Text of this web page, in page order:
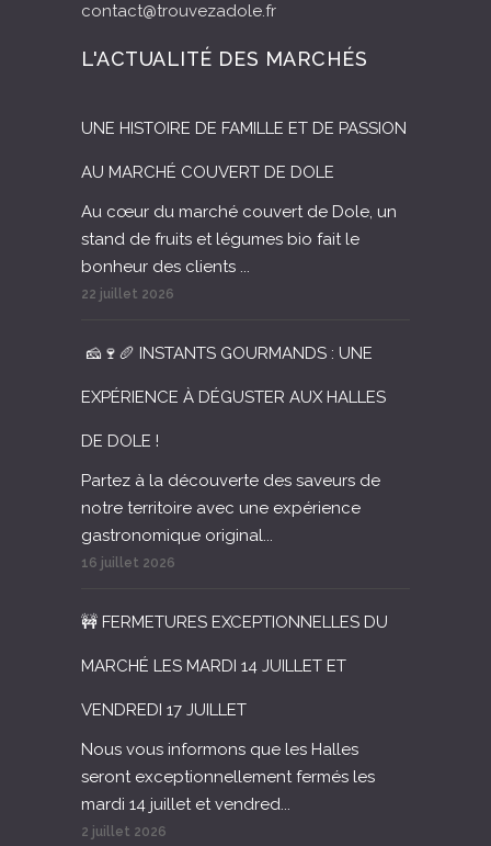
contact@trouvezadole.fr
L'ACTUALITÉ DES MARCHÉS
UNE HISTOIRE DE FAMILLE ET DE PASSION
AU MARCHÉ COUVERT DE DOLE
Au cœur du marché couvert de Dole, un
stand de fruits et légumes bio fait le
bonheur des clients ...
22 juillet 2026
🧀🍷🥖 INSTANTS GOURMANDS : UNE
EXPÉRIENCE À DÉGUSTER AUX HALLES
DE DOLE !
Partez à la découverte des saveurs de
notre territoire avec une expérience
gastronomique original...
16 juillet 2026
🚧 FERMETURES EXCEPTIONNELLES DU
MARCHÉ LES MARDI 14 JUILLET ET
VENDREDI 17 JUILLET
Nous vous informons que les Halles
seront exceptionnellement fermés les
mardi 14 juillet et vendred...
2 juillet 2026